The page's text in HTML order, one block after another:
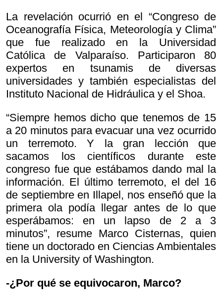
La revelación ocurrió en el “Congreso de
Oceanografía Física, Meteorología y Clima”
que fue realizado en la Universidad
Católica de Valparaíso. Participaron 80
expertos en tsunamis de diversas
universidades y también especialistas del
Instituto Nacional de Hidráulica y el Shoa.
“Siempre hemos dicho que tenemos de 15
a 20 minutos para evacuar una vez ocurrido
un terremoto. Y la gran lección que
sacamos los científicos durante este
congreso fue que estábamos dando mal la
información. El último terremoto, el del 16
de septiembre en Illapel, nos enseñó que la
primera ola podía llegar antes de lo que
esperábamos: en un lapso de 2 a 3
minutos”, resume Marco Cisternas, quien
tiene un doctorado en Ciencias Ambientales
en la University of Washington.
-¿Por qué se equivocaron, Marco?